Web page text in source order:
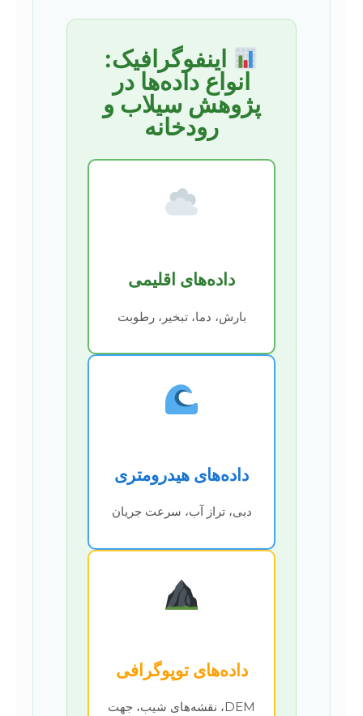
اینفوگرافیک:
انواع داده‌ها در
پژوهش سیلاب و
رودخانه
داده‌های اقلیمی
بارش، دما، تبخیر، رطوبت
داده‌های هیدرومتری
دبی، تراز آب، سرعت جریان
داده‌های توپوگرافی
DEM، نقشه‌های شیب، جهت